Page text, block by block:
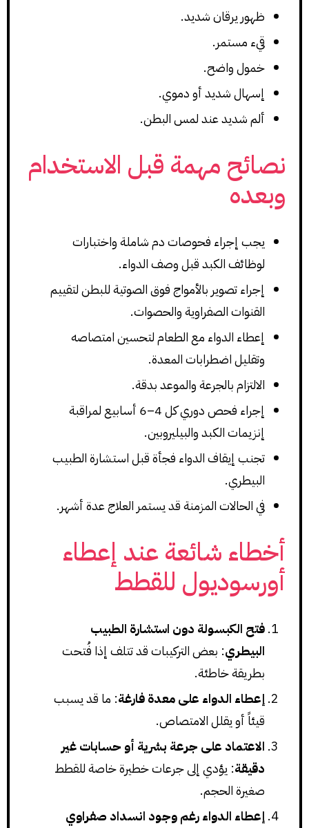
ظهور يرقان شديد.
قيء مستمر.
خمول واضح.
إسهال شديد أو دموي.
ألم شديد عند لمس البطن.
نصائح مهمة قبل الاستخدام
وبعده
يجب إجراء فحوصات دم شاملة واختبارات
لوظائف الكبد قبل وصف الدواء.
إجراء تصوير بالأمواج فوق الصوتية للبطن لتقييم
القنوات الصفراوية والحصوات.
إعطاء الدواء مع الطعام لتحسين امتصاصه
وتقليل اضطرابات المعدة.
الالتزام بالجرعة والموعد بدقة.
إجراء فحص دوري كل 4–6 أسابيع لمراقبة
إنزيمات الكبد والبيليروبين.
تجنب إيقاف الدواء فجأة قبل استشارة الطبيب
البيطري.
في الحالات المزمنة قد يستمر العلاج عدة أشهر.
أخطاء شائعة عند إعطاء
أورسوديول للقطط
فتح الكبسولة دون استشارة الطبيب
البيطري: بعض التركيبات قد تتلف إذا فُتحت
بطريقة خاطئة.
إعطاء الدواء على معدة فارغة: ما قد يسبب
قيئاً أو يقلل الامتصاص.
الاعتماد على جرعة بشرية أو حسابات غير
دقيقة: يؤدي إلى جرعات خطيرة خاصة للقطط
صغيرة الحجم.
إعطاء الدواء رغم وجود انسداد صفراوي